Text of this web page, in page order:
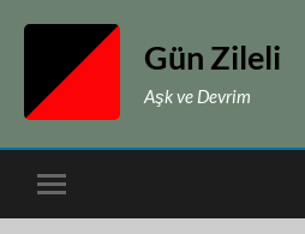
Gün Zileli
Aşk ve Devrim
Toggle
mobile